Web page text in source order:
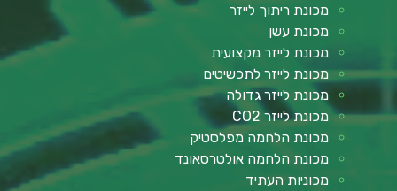
מכונת ריתוך לייזר
מכונת עשן
מכונת לייזר מקצועית
מכונת לייזר לתכשיטים
מכונת לייזר גדולה
מכונת לייזר CO2
מכונת הלחמה מפלסטיק
מכונת הלחמה אולטרסאונד
מכוניות העתיד